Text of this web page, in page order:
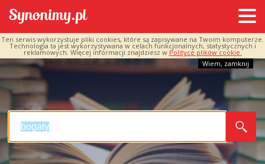
Ten serwis wykorzystuje pliki cookies, które są zapisywane na Twoim komputerze.
Technologia ta jest wykorzystywana w celach funkcjonalnych, statystycznych i
reklamowych. Więcej informacji znajdziesz w Polityce plików cookie.
Wiem, zamknij